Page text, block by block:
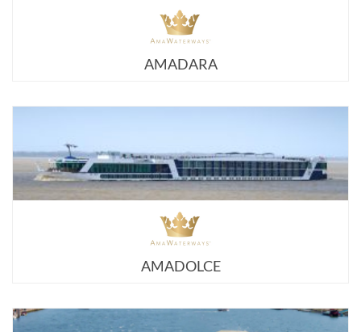
AMADARA
AMADOLCE